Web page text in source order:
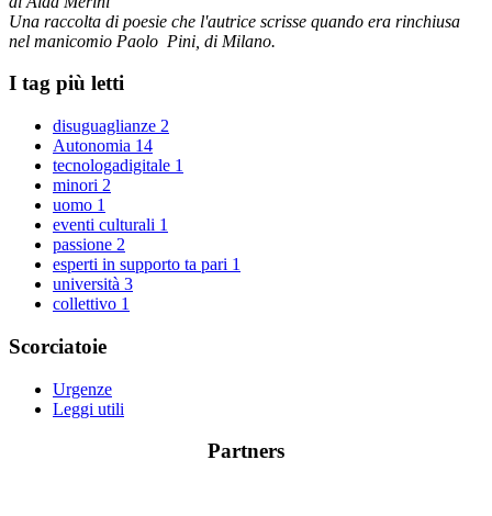
Una raccolta di poesie che l'autrice scrisse quando era rinchiusa
nel manicomio Paolo Pini, di Milano.
I tag più letti
disuguaglianze 2
Autonomia 14
tecnologadigitale 1
minori 2
uomo 1
eventi culturali 1
passione 2
esperti in supporto ta pari 1
università 3
collettivo 1
Scorciatoie
Urgenze
Leggi utili
Partners